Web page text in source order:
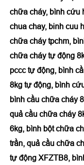
chữa cháy, bình cứu
chua chay, binh cuu
chữa cháy tpchm,
chữa cháy tự động
pccc tự động, bình
8kg tự động, bình
bình cầu chữa cháy
quả cầu chữa cháy
6kg, bình bột chữa
trần, quả cầu chữa
tự động XFZTB8,